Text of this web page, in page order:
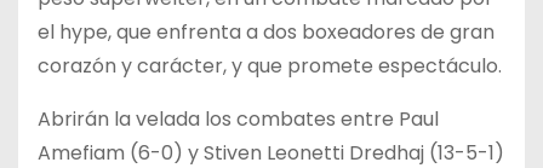
el hype, que enfrenta a dos boxeadores de gran
corazón y carácter, y que promete espectáculo.
Abrirán la velada los combates entre Paul
Amefiam (6-0) y Stiven Leonetti Dredhaj (13-5-1)